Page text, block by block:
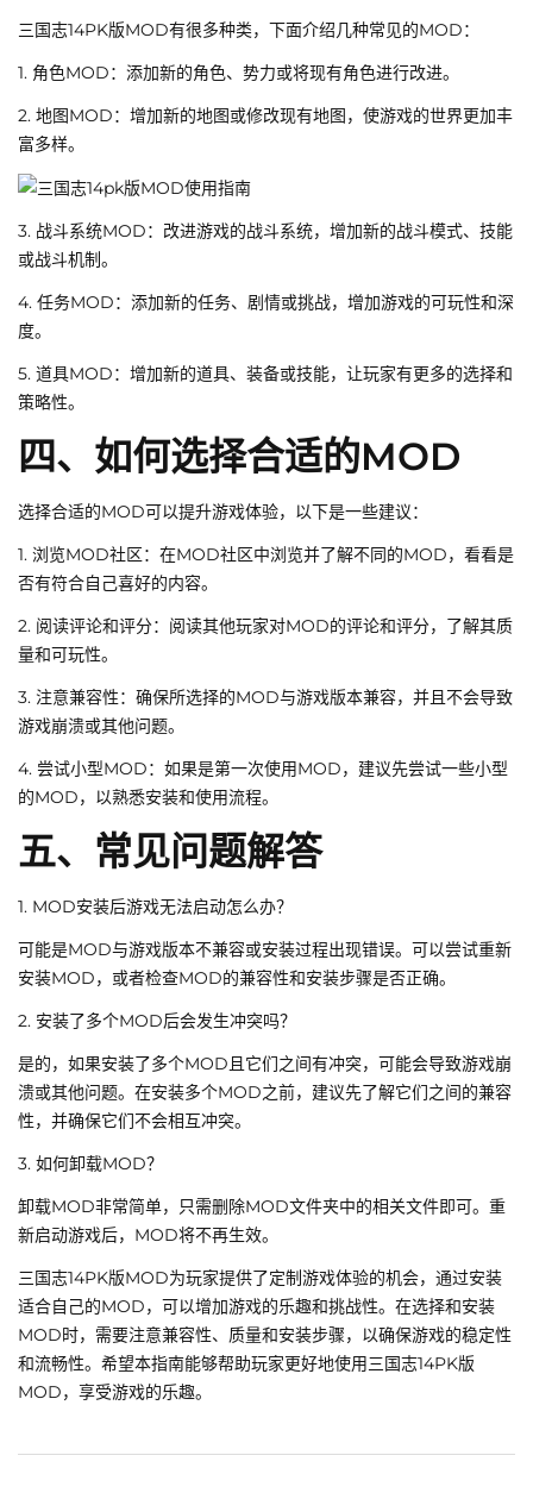
三国志14PK版MOD有很多种类，下面介绍几种常见的MOD：
1. 角色MOD：添加新的角色、势力或将现有角色进行改进。
2. 地图MOD：增加新的地图或修改现有地图，使游戏的世界更加丰
富多样。
3. 战斗系统MOD：改进游戏的战斗系统，增加新的战斗模式、技能
或战斗机制。
4. 任务MOD：添加新的任务、剧情或挑战，增加游戏的可玩性和深
度。
5. 道具MOD：增加新的道具、装备或技能，让玩家有更多的选择和
策略性。
四、如何选择合适的MOD
选择合适的MOD可以提升游戏体验，以下是一些建议：
1. 浏览MOD社区：在MOD社区中浏览并了解不同的MOD，看看是
否有符合自己喜好的内容。
2. 阅读评论和评分：阅读其他玩家对MOD的评论和评分，了解其质
量和可玩性。
3. 注意兼容性：确保所选择的MOD与游戏版本兼容，并且不会导致
游戏崩溃或其他问题。
4. 尝试小型MOD：如果是第一次使用MOD，建议先尝试一些小型
的MOD，以熟悉安装和使用流程。
五、常见问题解答
1. MOD安装后游戏无法启动怎么办？
可能是MOD与游戏版本不兼容或安装过程出现错误。可以尝试重新
安装MOD，或者检查MOD的兼容性和安装步骤是否正确。
2. 安装了多个MOD后会发生冲突吗？
是的，如果安装了多个MOD且它们之间有冲突，可能会导致游戏崩
溃或其他问题。在安装多个MOD之前，建议先了解它们之间的兼容
性，并确保它们不会相互冲突。
3. 如何卸载MOD？
卸载MOD非常简单，只需删除MOD文件夹中的相关文件即可。重
新启动游戏后，MOD将不再生效。
三国志14PK版MOD为玩家提供了定制游戏体验的机会，通过安装
适合自己的MOD，可以增加游戏的乐趣和挑战性。在选择和安装
MOD时，需要注意兼容性、质量和安装步骤，以确保游戏的稳定性
和流畅性。希望本指南能够帮助玩家更好地使用三国志14PK版
MOD，享受游戏的乐趣。